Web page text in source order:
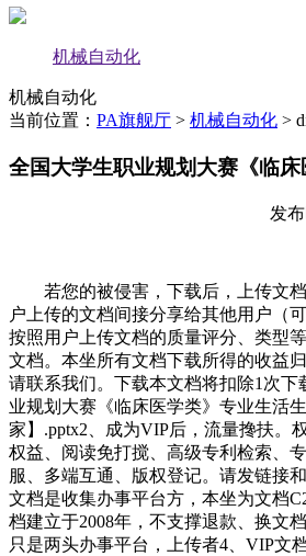
机械自动化
机械自动化
当前位置： PA旗舰厅 > 机械自动化 >
全国大学生职业规划大赛《临
发
若您的被侵害，下载后，上传文档
户上传的文档间接分享给其他用户（
按照用户上传文档的质量评分、类型
文档。本坐所有文档下载所得的收益
请联系我们。下载本文档将扣除1次下
业规划大赛《临床医学类》专业生活
家】.pptx2、成为VIP后，流量搀扶。
权益、阅读免打搅、高级专利检索、
服、多端互通、版权登记。请发链接
文档是收集办事平台方，本坐为文档
档建立于2008年，不支撑退款、换文
只是两头办事平台，上传者4、VIP文